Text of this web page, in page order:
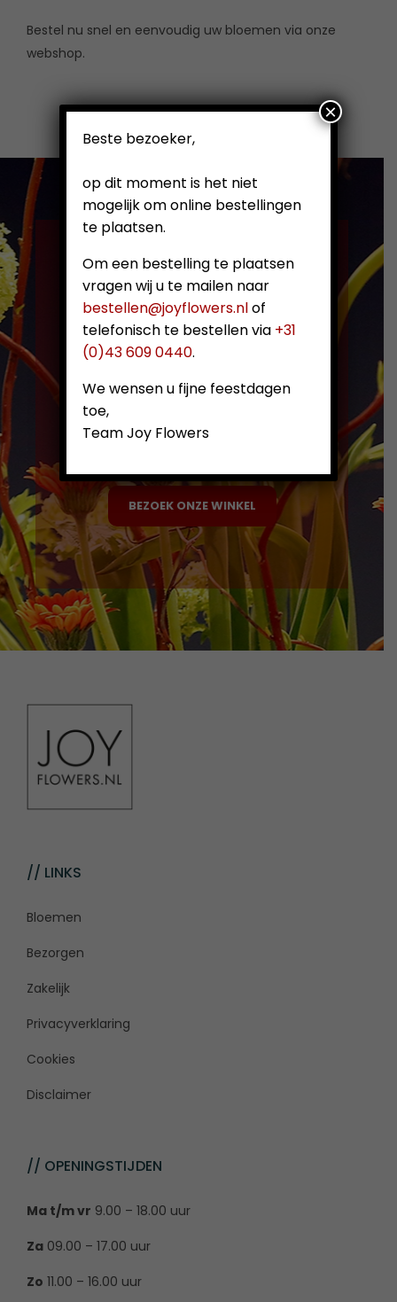
Bestel nu snel en eenvoudig uw bloemen via onze
webshop.
Benieuwd naar
ons assortiment?
Neem eens een
kijkje in onze
winkel!
BEZOEK ONZE WINKEL
// LINKS
Bloemen
Bezorgen
Zakelijk
Privacyverklaring
Cookies
Disclaimer
// OPENINGSTIJDEN
Ma t/m vr 9.00 – 18.00 uur
Za 09.00 – 17.00 uur
Zo 11.00 – 16.00 uur
Beste bezoeker,
op dit moment is het niet
mogelijk om online bestellingen
te plaatsen.
Om een bestelling te plaatsen
vragen wij u te mailen naar
bestellen@joyflowers.nlof
telefonisch te bestellen via +31
(0)43 609 0440.
We wensen u fijne feestdagen
toe,
Team Joy Flowers
×